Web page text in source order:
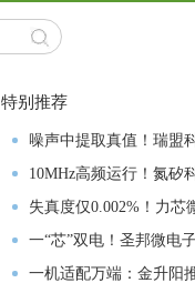
特别推荐
噪声中提取真值！瑞盟
流检测芯片赋能多元高端测
10MHz高频运行！氮矽
GaN芯片，助力电源能效再
失真度仅0.002%！力芯
低失真4PST模拟开关
一“芯”双电！圣邦微电
片，简化AFE与音频设计
一机适配万端：金升阳